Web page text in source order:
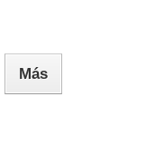
Más